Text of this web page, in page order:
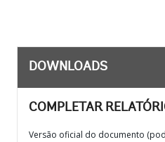
DOWNLOADS
COMPLETAR
Versão oficial do documento